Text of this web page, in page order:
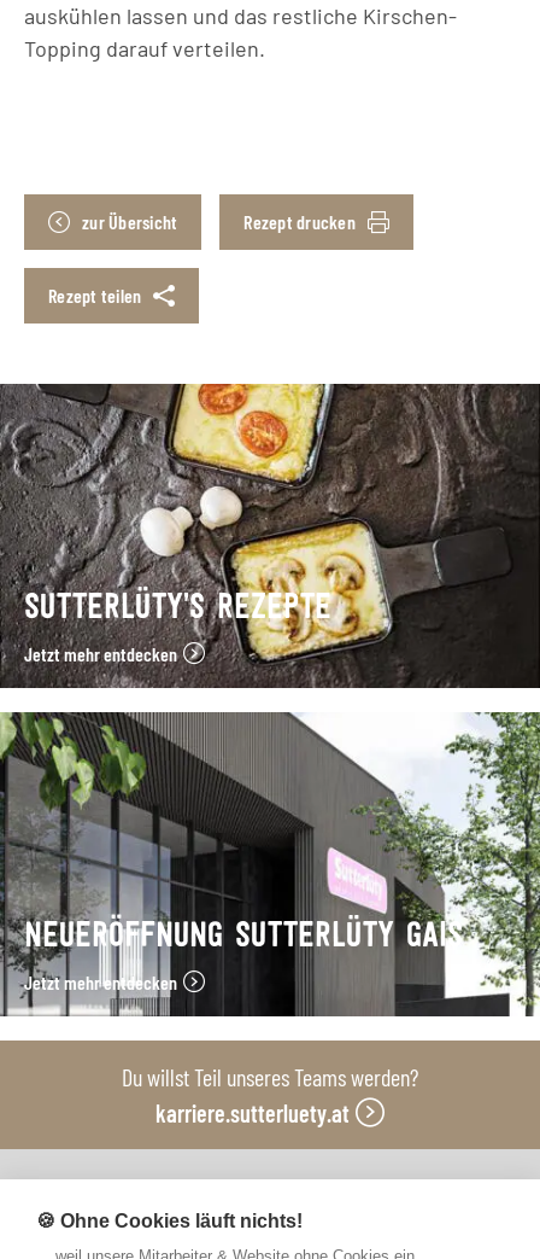
auskühlen lassen und das restliche Kirschen-
Topping darauf verteilen.
zur Übersicht Rezept drucken
Rezept teilen
SUTTERLÜTY’S REZEPTE
Jetzt mehr entdecken
NEUERÖFFNUNG SUTTERLÜTY GAIS
Jetzt mehr entdecken
Du willst Teil unseres Teams werden?
karriere.sutterluety.at
Unsere Produktionsbetriebe
🍪 Ohne Cookies läuft nichts!